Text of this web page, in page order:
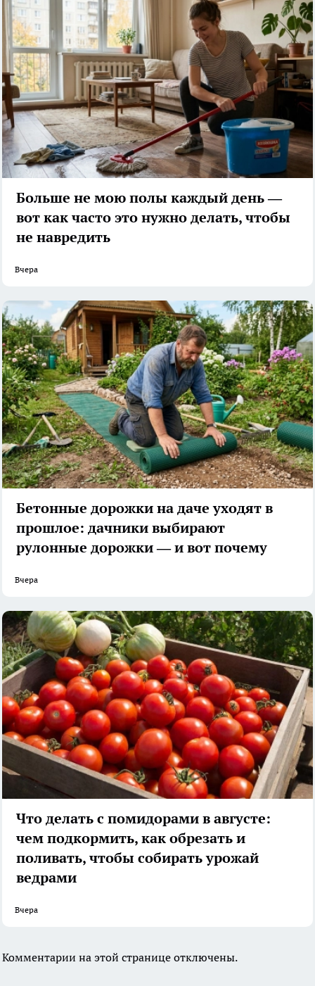
Больше не мою полы каждый день —
вот как часто это нужно делать, чтобы
не навредить
Вчера
Бетонные дорожки на даче уходят в
прошлое: дачники выбирают
рулонные дорожки — и вот почему
Вчера
Что делать с помидорами в августе:
чем подкормить, как обрезать и
поливать, чтобы собирать урожай
ведрами
Вчера
Комментарии на этой странице отключены.